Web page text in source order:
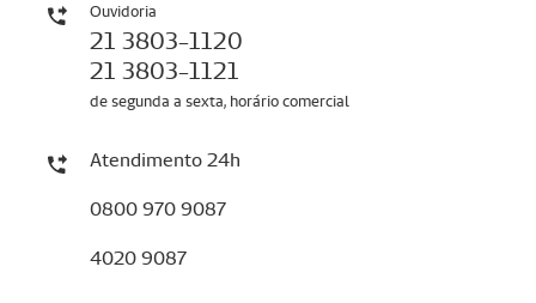
Ouvidoria
21 3803-1120
21 3803-1121
de segunda a sexta, horário comercial
Atendimento 24h
0800 970 9087
4020 9087